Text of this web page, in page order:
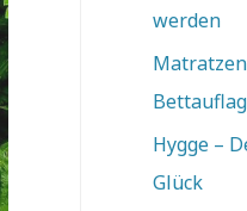
werden
Hygge –
Glück